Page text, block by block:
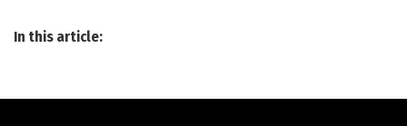
In this article: